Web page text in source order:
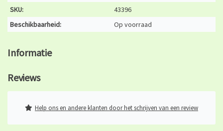
SKU:
43396
Beschikbaarheid:
Op voorraad
Informatie
Reviews
Help ons en andere klanten door het schrijven van een review